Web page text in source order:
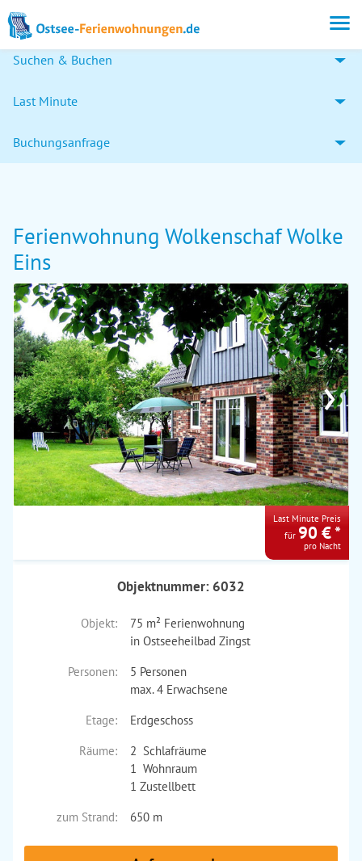
Suchen & Buchen
Last Minute
Buchungsanfrage
Ferienwohnung Wolkenschaf Wolke
Eins
›
Last Minute Preis
für 90 € *
pro Nacht
Objektnummer: 6032
Objekt:
75 m² Ferienwohnung
in Ostseeheilbad Zingst
Personen:
5 Personen
max. 4 Erwachsene
Etage:
Erdgeschoss
Räume:
2 Schlafräume
1 Wohnraum
1 Zustellbett
zum Strand:
650 m